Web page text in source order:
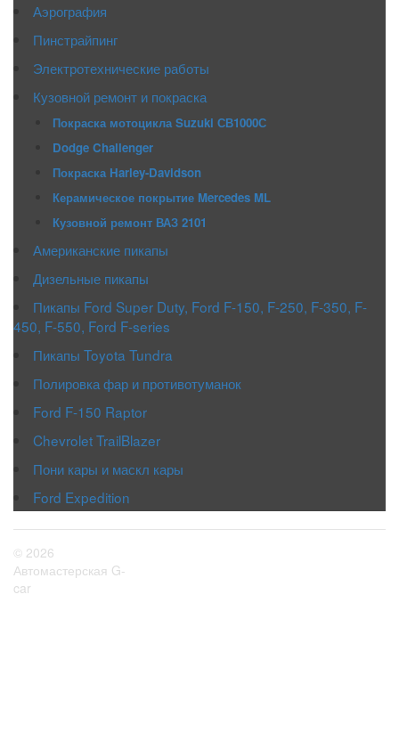
Аэрография
Пинстрайпинг
Электротехнические работы
Кузовной ремонт и покраска
Покраска мотоцикла Suzuki СВ1000С
Dodge Challenger
Покраска Harley-Davidson
Керамическое покрытие Mercedes ML
Кузовной ремонт ВАЗ 2101
Американские пикапы
Дизельные пикапы
Пикапы Ford Super Duty, Ford F-150, F-250, F-350, F-
450, F-550, Ford F-series
Пикапы Toyota Tundra
Полировка фар и противотуманок
Ford F-150 Raptor
Chevrolet TrailBlazer
Пони кары и маскл кары
Ford Expedition
© 2026
Автомастерская G-
car